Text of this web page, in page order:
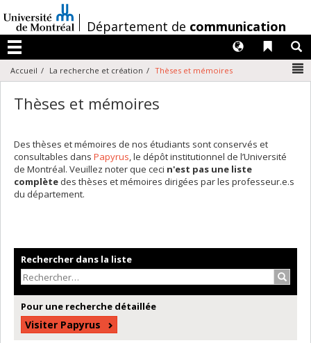
au
contenu
/Département de communication
Menu
Liens
Langues
Accueil La recherche et création Thèses et mémoires
Thèses et mémoires
Des thèses et mémoires de nos étudiants sont conservés et
consultables dans Papyrus, le dépôt institutionnel de l’Université
de Montréal. Veuillez noter que ceci n'est pas une liste
complète des thèses et mémoires dirigées par les professeur.e.s
du département.
Rechercher dans la liste
Pour une recherche détaillée
Visiter Papyrus